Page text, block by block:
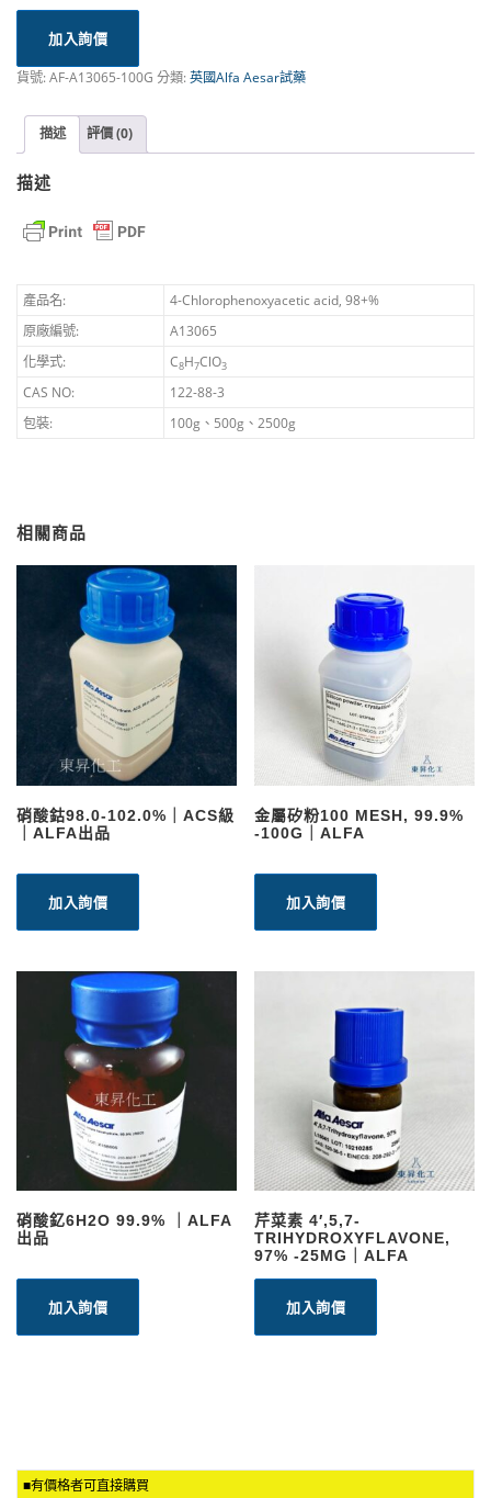
加入詢價
貨號:AF-A13065-100G 分類:英國Alfa Aesar試藥
描述 評價 (0)
描述
產品名:
4-Chlorophenoxyacetic acid, 98+%
原廠編號:
A13065
化學式:
C8H7ClO3
CAS NO:
122-88-3
包裝:
100g、500g、2500g
相關商品
硝酸鈷98.0-102.0%｜ACS級
｜ALFA出品
加入詢價
金屬矽粉100 MESH, 99.9%
-100G｜ALFA
加入詢價
硝酸釔6H2O 99.9% ｜ALFA
出品
加入詢價
芹菜素 4′,5,7-
TRIHYDROXYFLAVONE,
97% -25MG｜ALFA
加入詢價
■有價格者可直接購買